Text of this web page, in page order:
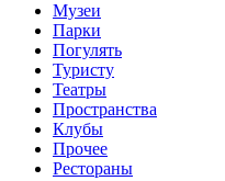
Музеи
Парки
Погулять
Туристу
Театры
Пространства
Клубы
Прочее
Рестораны